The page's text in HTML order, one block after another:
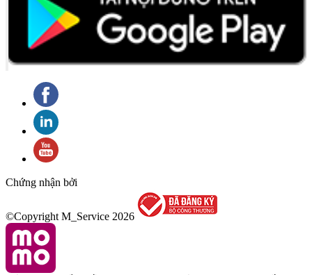
Chứng nhận bởi
©Copyright M_Service 2026